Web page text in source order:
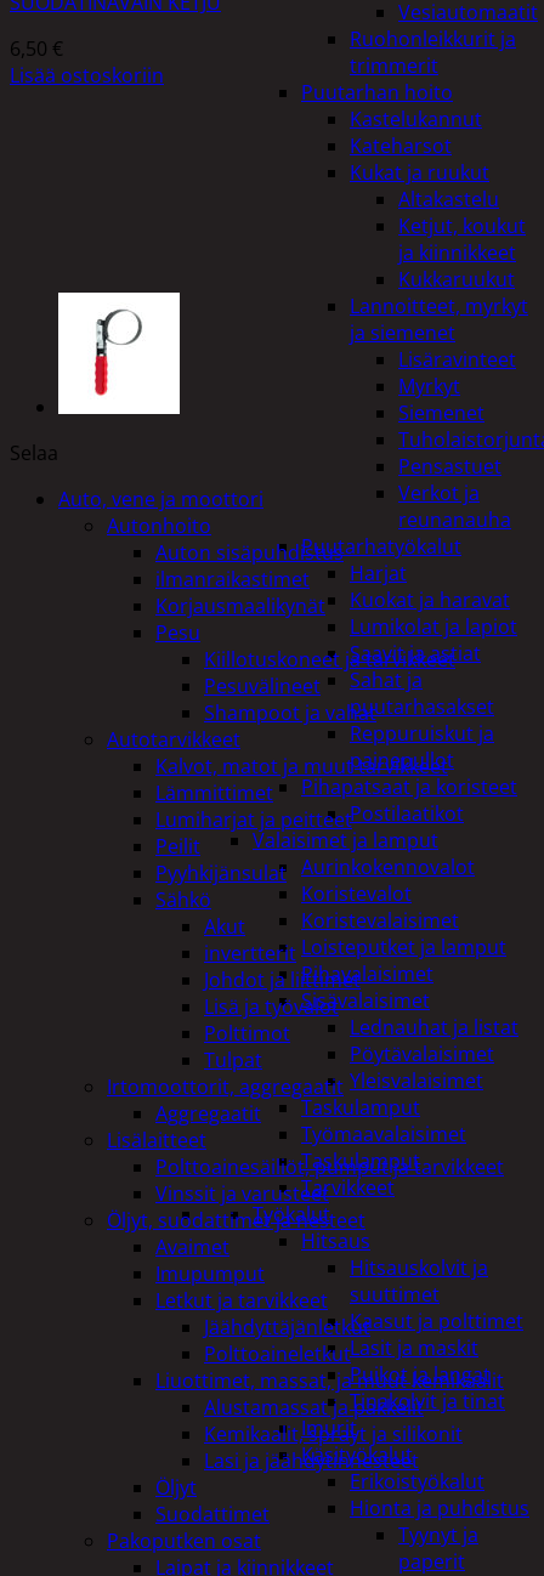
Vesiautomaatit
Ruohonleikkurit ja
trimmerit
Puutarhan hoito
Kastelukannut
Kateharsot
Kukat ja ruukut
Altakastelu
Ketjut, koukut
ja kiinnikkeet
Kukkaruukut
Lannoitteet, myrkyt
ja siemenet
Lisäravinteet
Myrkyt
Siemenet
Pensastuet
Verkot ja
reunanauha
Puutarhatyökalut
Harjat
Kuokat ja haravat
Lumikolat ja lapiot
Saavit ja astiat
Sahat ja
puutarhasakset
Reppuruiskut ja
painepullot
Pihapatsaat ja koristeet
Postilaatikot
Valaisimet ja lamput
Aurinkokennovalot
Koristevalot
Koristevalaisimet
Loisteputket ja lamput
Pihavalaisimet
Sisävalaisimet
Lednauhat ja listat
Pöytävalaisimet
Yleisvalaisimet
Taskulamput
Työmaavalaisimet
Taskulamput
Tarvikkeet
Työkalut
Hitsaus
Hitsauskolvit ja
suuttimet
Kaasut ja polttimet
Lasit ja maskit
Puikot ja langat
Tinakolvit ja tinat
Imurit
Käsityökalut
Erikoistyökalut
Hionta ja puhdistus
Tyynyt ja
paperit
6,50 €
Lisää ostoskoriin
Selaa
Auto, vene ja moottori
Autonhoito
Auton sisäpuhdistus
ilmanraikastimet
Korjausmaalikynät
Pesu
Kiillotuskoneet ja tarvikkeet
Pesuvälineet
Shampoot ja vahat
Autotarvikkeet
Kalvot, matot ja muut tarvikkeet
Lämmittimet
Lumiharjat ja peitteet
Peilit
Pyyhkijänsulat
Sähkö
Akut
invertterit
Johdot ja liittimet
Lisä ja työvalot
Polttimot
Tulpat
Irtomoottorit, aggregaatit
Aggregaatit
Lisälaitteet
Polttoainesäiliöt, pumput ja tarvikkeet
Vinssit ja varusteet
Öljyt, suodattimet ja nesteet
Avaimet
Imupumput
Letkut ja tarvikkeet
Jäähdyttäjänletkut
Polttoaineletkut
Liuottimet, massat, ja muut kemikaalit
Alustamassat ja pakkelit
Kemikaalit, sprayt ja silikonit
Lasi ja jäähdytinnesteet
Öljyt
Suodattimet
Pakoputken osat
Laipat ja kiinnikkeet